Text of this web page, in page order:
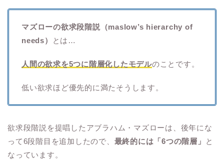
マズローの欲求段階説（maslow’s hierarchy of
needs）
とは…
人間の欲求を5つに階層化したモデルのことです。
低い欲求ほど優先的に満たそうします。
欲求段階説を提唱したアブラハム・マズローは、後年にな
って6段階目を追加したので、 最終的には「6つの階層」
と
なっています。